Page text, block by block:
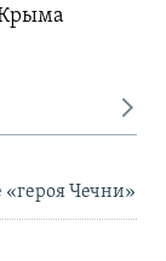
Чечни»